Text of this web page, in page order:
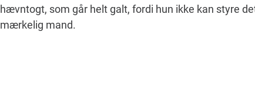
hævntogt, som går helt galt, fordi hun ikke kan styre
mærkelig mand.